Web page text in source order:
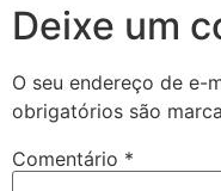
Deixe um
O seu endereço de e-
obrigatórios são
Comentário *